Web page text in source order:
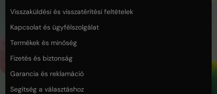
Visszaküldési és visszatérítési feltételek
Kapcsolat és ügyfélszolgálat
Termékek és minőség
Fizetés és biztonság
Garancia és reklamáció
Segítség a választáshoz